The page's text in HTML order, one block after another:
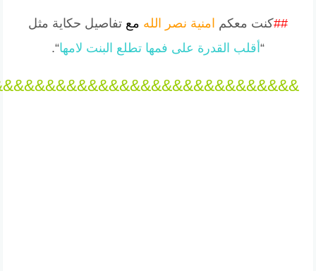
##كنت معكم امنية نصر الله مع تفاصيل حكاية مثل
“أقلب القدرة على فمها تطلع البنت لامها“.